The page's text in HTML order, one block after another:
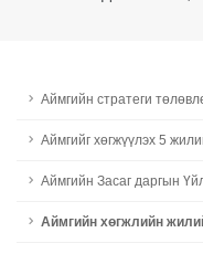
Аймгийн стратеги
Aймгийг хөгжүүлэх 5
Аймгийн Засаг даргын
Aймгийн хөгжлийн